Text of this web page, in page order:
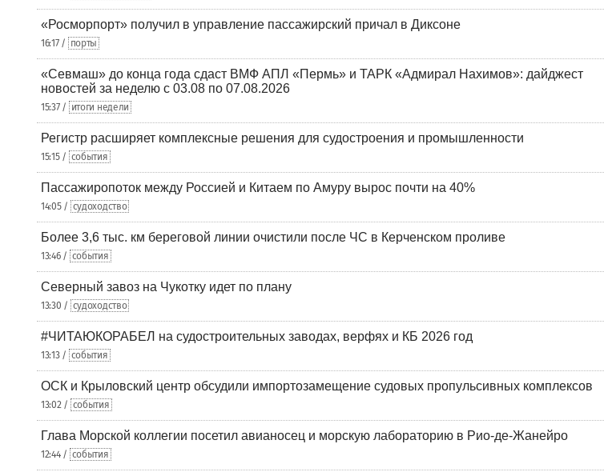
«Росморпорт» получил в управление пассажирский причал в Диксоне
16:17 / порты
«Севмаш» до конца года сдаст ВМФ АПЛ «Пермь» и ТАРК «Адмирал Нахимов»: дайджест
новостей за неделю с 03.08 по 07.08.2026
15:37 / итоги недели
Регистр расширяет комплексные решения для судостроения и промышленности
15:15 / события
Пассажиропоток между Россией и Китаем по Амуру вырос почти на 40%
14:05 / судоходство
Более 3,6 тыс. км береговой линии очистили после ЧС в Керченском проливе
13:46 / события
Северный завоз на Чукотку идет по плану
13:30 / судоходство
#ЧИТАЮКОРАБЕЛ на судостроительных заводах, верфях и КБ 2026 год
13:13 / события
ОСК и Крыловский центр обсудили импортозамещение судовых пропульсивных комплексов
13:02 / события
Глава Морской коллегии посетил авианосец и морскую лабораторию в Рио-де-Жанейро
12:44 / события